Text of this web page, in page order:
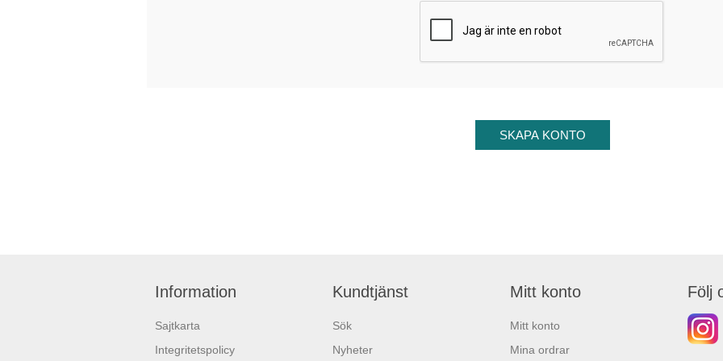
Information
Sajtkarta
Integritetspolicy
Kundtjänst
Sök
Nyheter
Mitt konto
Mitt konto
Mina ordrar
Följ